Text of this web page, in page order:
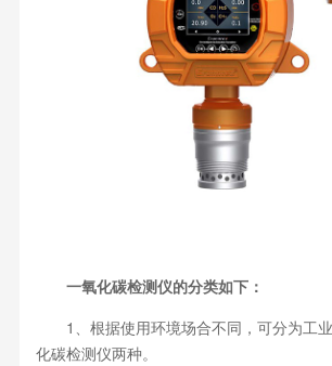
一氧化碳检测仪的分类如下：
1、根据使用环境场合不同，可分为工
化碳检测仪两种。